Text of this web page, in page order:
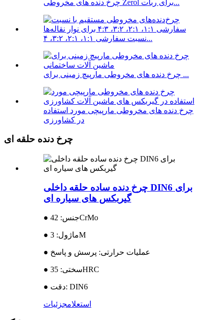
چرخ دنده های مخروطی Zerol برای ربات...
نسبت سفارشی ۱:۱، ۲:۱، ۳:۲، ۴...
چرخ دنده های مخروطی مارپیچ زمینی برای ...
چرخ دنده های مخروطی مارپیچی مورد استفاده
در کشاورزی
چرخ دنده حلقه ای
چرخ دنده ساده حلقه داخلی DIN6 برای
گیربکس های سیاره ای
● جنس: 42CrMo
● ماژول: 3M
● عملیات حرارتی: پرسش و پاسخ
● سختی: 35HRC
● دقت: DIN6
استعلامجزئیات